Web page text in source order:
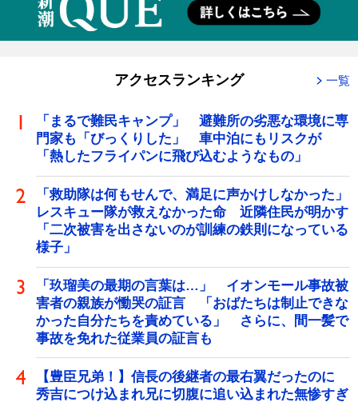
アクセスランキング 一覧
「まるで難民キャンプ」 避難所の劣悪な環境に専
門家も「びっくりした」 車中泊にもリスクが
「熱したフライパンに飛び込むようなもの」
「救助隊は何もせんで、満足に声かけしなかった」
レスキュー隊が救えなかった命 近隣住民が明かす
「二次被害を出さないのが訓練の鉄則になっている
様子」
「玖瑠美の最期の言葉は…」 イオンモール事故被
害者の親族が慟哭の証言 「おばたちは制止できな
かった自分たちを責めている」 さらに、間一髪で
事故を免れた従業員の証言も
【豊臣兄弟！】信長の後継者の最右翼だったのに
秀吉につけ込まれ兄に切腹に追い込まれた無惨すぎ